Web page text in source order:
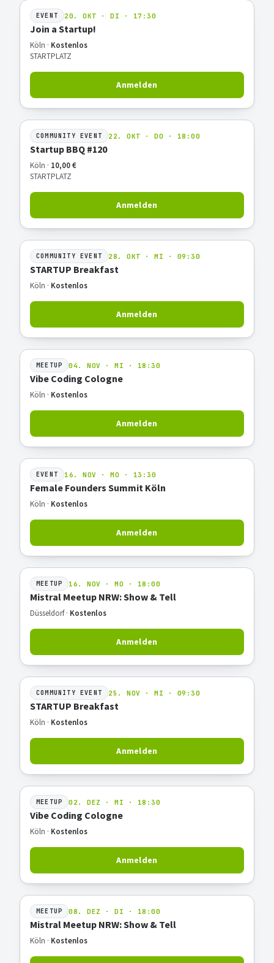
EVENT 20. OKT · DI · 17:30
Join a Startup!
Köln · Kostenlos
STARTPLATZ
Anmelden
COMMUNITY EVENT 22. OKT · DO · 18:00
Startup BBQ #120
Köln · 10,00 €
STARTPLATZ
Anmelden
COMMUNITY EVENT 28. OKT · MI · 09:30
STARTUP Breakfast
Köln · Kostenlos
Anmelden
MEETUP 04. NOV · MI · 18:30
Vibe Coding Cologne
Köln · Kostenlos
Anmelden
EVENT 16. NOV · MO · 13:30
Female Founders Summit Köln
Köln · Kostenlos
Anmelden
MEETUP 16. NOV · MO · 18:00
Mistral Meetup NRW: Show & Tell
Düsseldorf · Kostenlos
Anmelden
COMMUNITY EVENT 25. NOV · MI · 09:30
STARTUP Breakfast
Köln · Kostenlos
Anmelden
MEETUP 02. DEZ · MI · 18:30
Vibe Coding Cologne
Köln · Kostenlos
Anmelden
MEETUP 08. DEZ · DI · 18:00
Mistral Meetup NRW: Show & Tell
Köln · Kostenlos